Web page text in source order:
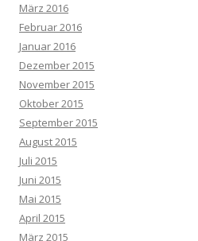
März 2016
Februar 2016
Januar 2016
Dezember 2015
November 2015
Oktober 2015
September 2015
August 2015
Juli 2015
Juni 2015
Mai 2015
April 2015
März 2015